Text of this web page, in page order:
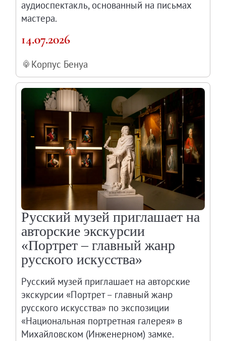
аудиоспектакль, основанный на письмах
мастера.
14.07.2026
Корпус Бенуа
Русский музей приглашает на
авторские экскурсии
«Портрет – главный жанр
русского искусства»
Русский музей приглашает на авторские
экскурсии «Портрет – главный жанр
русского искусства» по экспозиции
«Национальная портретная галерея» в
Михайловском (Инженерном) замке.